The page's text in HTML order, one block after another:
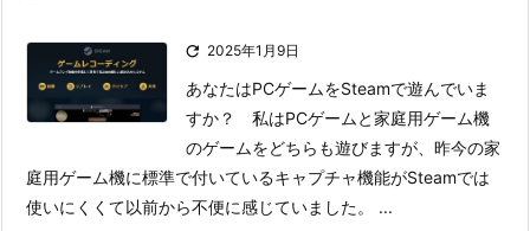
 2025年1月9日
あなたはPCゲームをSteamで遊んでいま
すか？ 私はPCゲームと家庭用ゲーム機
のゲームをどちらも遊びますが、昨今の家
庭用ゲーム機に標準で付いているキャプチャ機能がSteamでは
使いにくくて以前から不便に感じていました。
...